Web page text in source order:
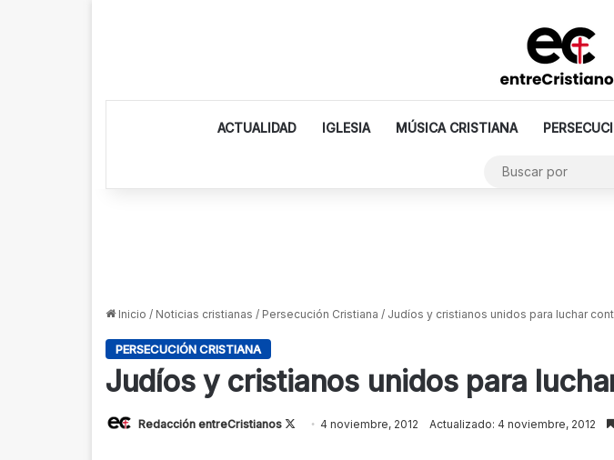
ACTUALIDAD IGLESIA MÚSICA CRISTIANA
Inicio / Noticias cristianas / Persecución Cristiana / Judíos y cristianos unidos para luchar
PERSECUCIÓN CRISTIANA
Judíos y cristianos unidos para
Redacción entreCristianos
Follow4 noviembre, 2012 Actualizado: 4 noviembre, 2012